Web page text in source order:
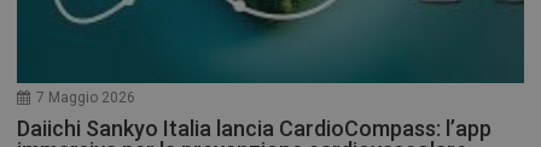
7 Maggio 2026
Daiichi Sankyo Italia lancia CardioCompass: l’app